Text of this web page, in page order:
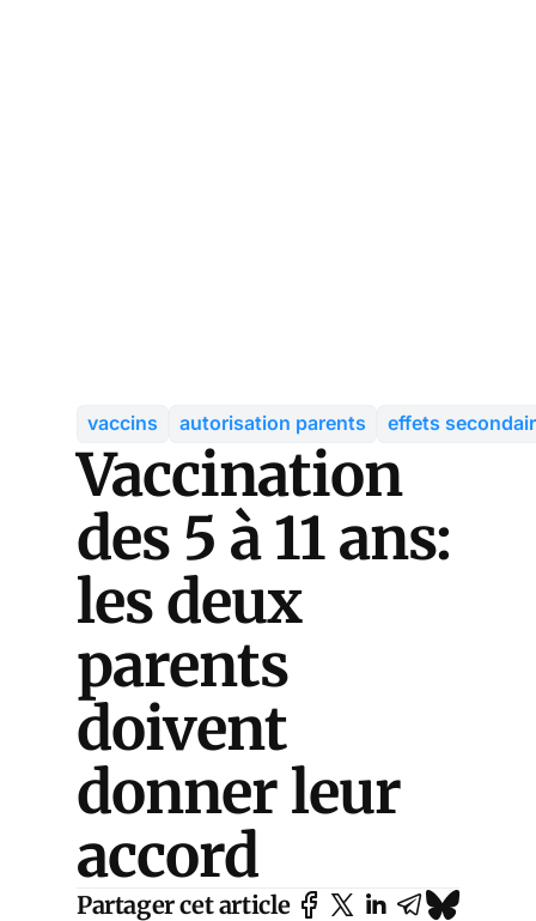
vaccins autorisation parents effets
Vaccination
des 5 à 11 ans:
les deux
parents
doivent
donner leur
accord
Partager cet article